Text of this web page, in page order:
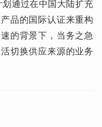
通过在中国大陆扩充
品的国际认证来重构
的背景下，当务之急
切换供应来源的业务